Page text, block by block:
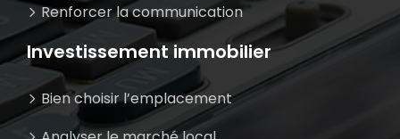
Renforcer la communication
Investissement immobilier
Bien choisir l’emplacement